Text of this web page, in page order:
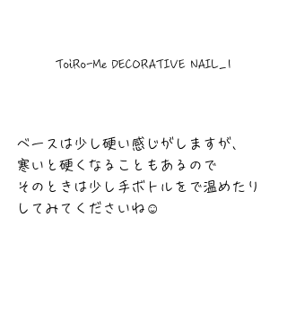
ToiRo-Me DECORATIVE NAIL_1
ベースは少し硬い感じがしますが、
寒いと硬くなることもあるので
そのときは少し手ボトルをで温めたり
してみてくださいね☺️